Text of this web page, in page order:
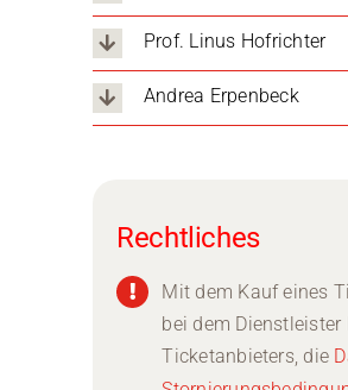
Prof. Linus Hofrichter
Andrea Erpenbeck
Rechtliches
Mit dem Kauf eines
bei dem
Ticketanbieters, die